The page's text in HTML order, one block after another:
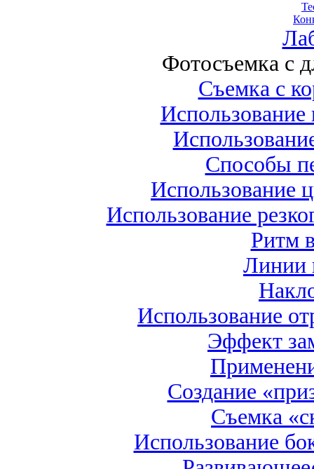
Фотосъемка с
Съемка с
Использование
Способы
Использование
Использование
Ритм
Линии
Использование
Эффект
Создание
Съемка
Использование